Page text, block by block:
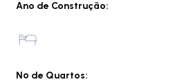
Ano de Construção:
Nº de Quartos: